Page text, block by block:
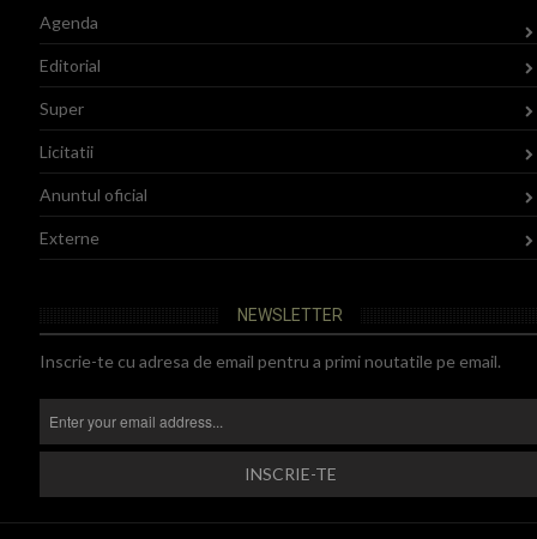
Agenda
Editorial
Super
Licitatii
Anuntul oficial
Externe
NEWSLETTER
Inscrie-te cu adresa de email pentru a primi noutatile pe email.